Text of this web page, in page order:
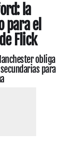
la
para el
Flick
obliga
para